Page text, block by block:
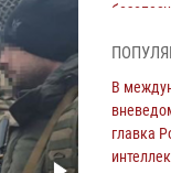
конторе
В
главка